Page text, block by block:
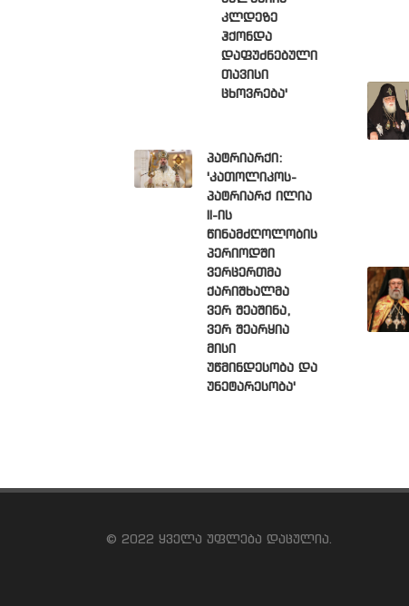
კლდეზე
ჰქონდა
დაფუძნებული
თავისი
ცხოვრება'
პატრიარქი:
'კათოლიკოს-
პატრიარქ ილია
II-ის
წინამძღოლობის
პერიოდში
ვერცერთმა
ქარიშხალმა
ვერ შეაშინა,
ვერ შეარყია
მისი
უწმინდესობა და
უნეტარესობა'
© 2022 ყველა უფლება დაცულია.